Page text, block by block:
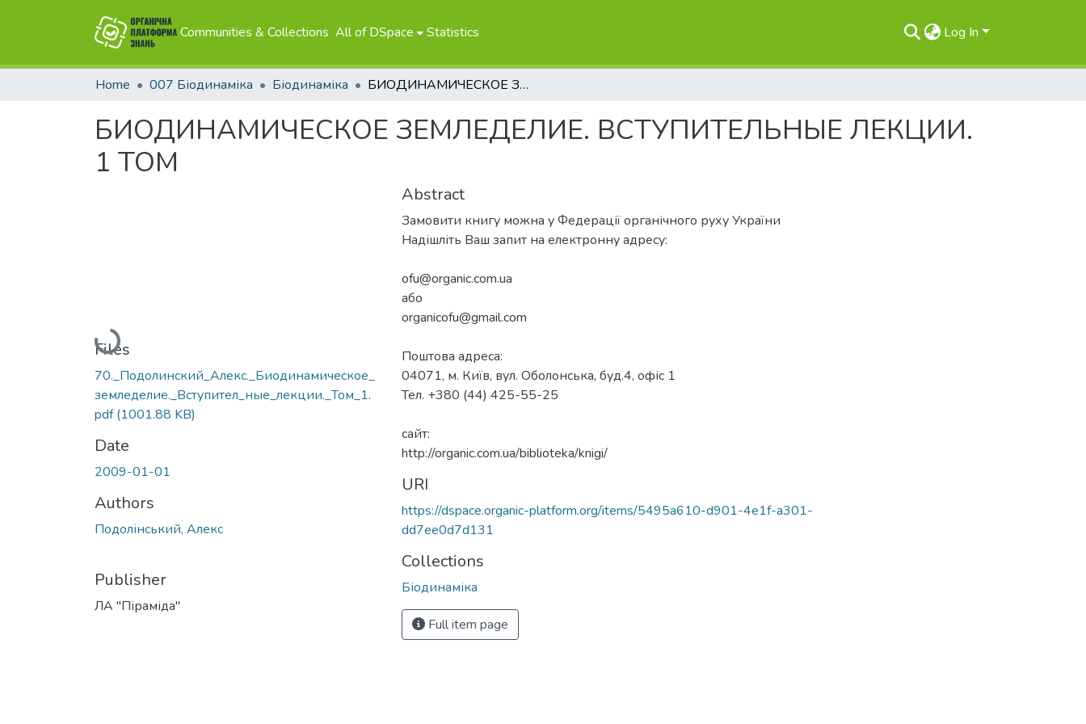
Communities & Collections All of DSpace Statistics Log In
Home 007 Біодинаміка Біодинаміка БИОДИНАМИЧЕСКОЕ ЗЕМЛЕДЕЛИЕ. ВСТУПИТЕЛЬНЫЕ ЛЕКЦИИ. 1 ТОМ
БИОДИНАМИЧЕСКОЕ ЗЕМЛЕДЕЛИЕ. ВСТУПИТЕЛЬНЫЕ ЛЕКЦИИ.
1 ТОМ
Loading...
Files
70._Подолинский_Алекс._Биодинамическое_
земледелие._Вступител_ные_лекции._Том_1.
pdf(1001.88 KB)
Date
2009-01-01
Authors
Подолінський, Алекс
Publisher
ЛА "Піраміда"
Abstract
Замовити книгу можна у Федерації органічного руху України
Надішліть Ваш запит на електронну адресу:
ofu@organic.com.ua
або
organicofu@gmail.com
Поштова адреса:
04071, м. Київ, вул. Оболонська, буд.4, офіс 1
Тел. +380 (44) 425-55-25
сайт:
http://organic.com.ua/biblioteka/knigi/
URI
https://dspace.organic-platform.org/items/5495a610-d901-4e1f-a301-
dd7ee0d7d131
Collections
Біодинаміка
Full item page